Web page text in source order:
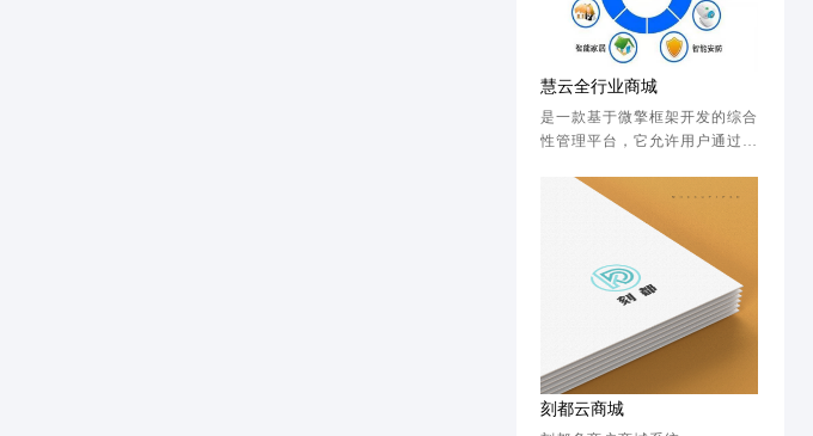
慧云全行业商城
是一款基于微擎框架开发的综合
性管理平台，它允许用户通过一
改多个微擎模块。该系统采用高
度可定制的设计，可以满足不同
用户的特定需求，为企业和开发
者提供灵活、高效的管理解决方
刻都云商城